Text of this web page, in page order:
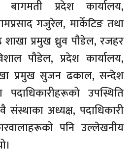
बागमती प्रदेश कार्यालय,
गजुरेल, मार्केटिङ तथा
शाखा प्रमुख ध्रुव पौडेल, रजहर
पौडेल, प्रदेश कार्यालय,
प्रमुख सुजन ढकाल, सन्देश
उपस्थिति
संस्थाका अध्यक्ष, पदाधिकारी
पनि उल्लेखनीय